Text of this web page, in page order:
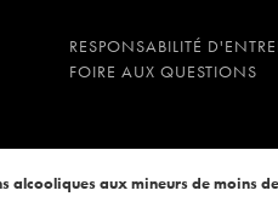
RESPONSABILITÉ
FOIRE AUX QUESTIONS
alcooliques aux mineurs de moins